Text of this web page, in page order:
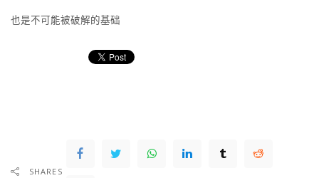
也是不可能被破解的基础
SHARES